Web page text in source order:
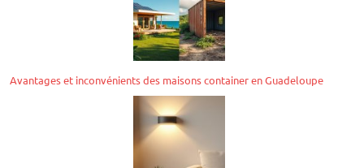
Avantages et inconvénients des maisons container en Guadeloupe